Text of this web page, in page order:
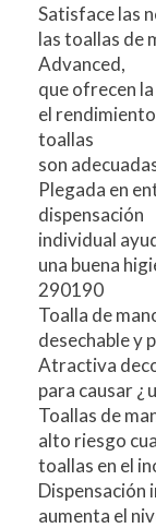
Satisface las
las toallas de
Advanced,
que ofrecen
el
toallas
son
Plegada en
dispensación
individual
una buena
290190
Toalla de
desechable y
Atractiva
para causar ¿
Toallas de
alto riesgo
toallas en el
Dispensación
aumenta el